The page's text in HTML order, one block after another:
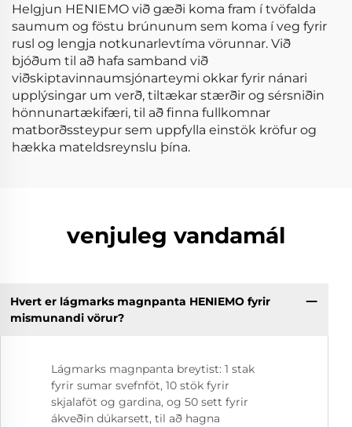
Helgjun HENIEMO við gæði koma fram í tvöfalda
saumum og föstu brúnunum sem koma í veg fyrir
rusl og lengja notkunarlevtíma vörunnar. Við
bjóðum til að hafa samband við
viðskiptavinnaumsjónarteymi okkar fyrir nánari
upplýsingar um verð, tiltækar stærðir og sérsniðin
hönnunartækifæri, til að finna fullkomnar
matborðssteypur sem uppfylla einstök kröfur og
hækka mateldsreynslu þína.
venjuleg vandamál
Hvert er lágmarks magnpanta HENIEMO fyrir
mismunandi vörur?
Lágmarks magnpanta breytist: 1 stak
fyrir sumar svefnföt, 10 stök fyrir
skjalaföt og gardina, og 50 sett fyrir
ákveðin dúkarsett, til að hagna